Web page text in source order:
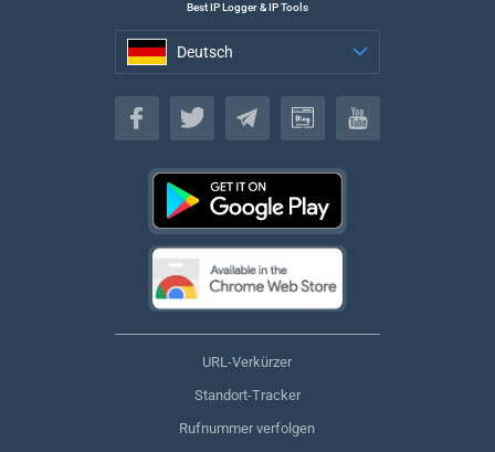
Best IP Logger & IP Tools
Deutsch
Deutsch
URL-Verkürzer
Standort-Tracker
Rufnummer verfolgen